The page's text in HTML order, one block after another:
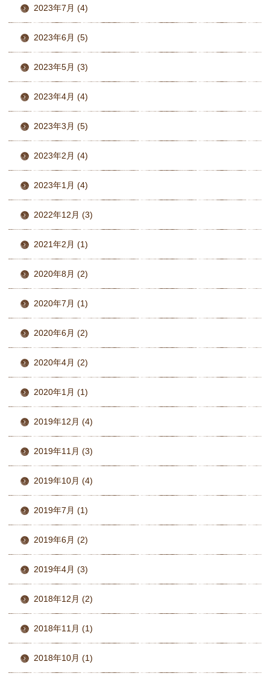
2023年7月 (4)
2023年6月 (5)
2023年5月 (3)
2023年4月 (4)
2023年3月 (5)
2023年2月 (4)
2023年1月 (4)
2022年12月 (3)
2021年2月 (1)
2020年8月 (2)
2020年7月 (1)
2020年6月 (2)
2020年4月 (2)
2020年1月 (1)
2019年12月 (4)
2019年11月 (3)
2019年10月 (4)
2019年7月 (1)
2019年6月 (2)
2019年4月 (3)
2018年12月 (2)
2018年11月 (1)
2018年10月 (1)